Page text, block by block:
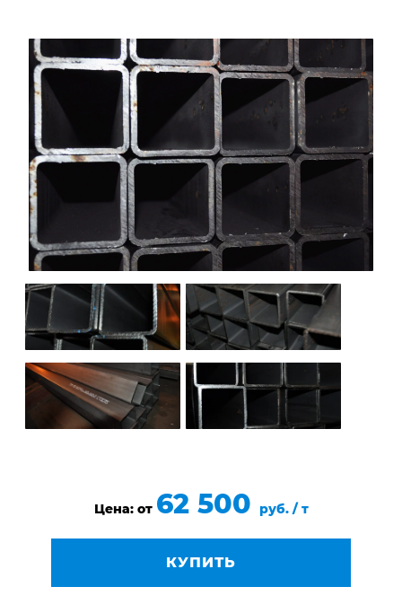
ДОСТАВКА И ОПЛАТА
НАШИ ОБЪЕКТЫ
ОТЗЫВЫ
О НАС
БЛОГ
КОНТАКТЫ
Цена: от 62 500 руб. / т
КУПИТЬ